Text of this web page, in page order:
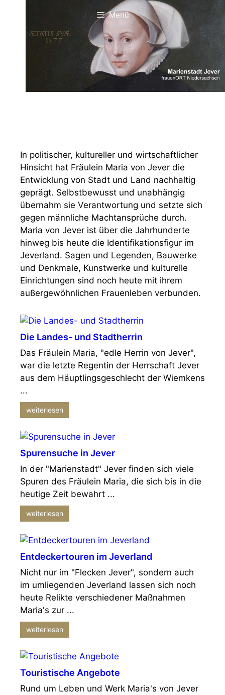
springen
Menü
In politischer, kultureller und wirtschaftlicher
Hinsicht hat Fräulein Maria von Jever die
Entwicklung von Stadt und Land nachhaltig
geprägt. Selbstbewusst und unabhängig
übernahm sie Verantwortung und setzte sich
gegen männliche Machtansprüche durch.
Maria von Jever ist über die Jahrhunderte
hinweg bis heute die Identifikationsfigur im
Jeverland. Sagen und Legenden, Bauwerke
und Denkmale, Kunstwerke und kulturelle
Einrichtungen sind noch heute mit ihrem
außergewöhnlichen Frauenleben verbunden.
Die Landes- und Stadtherrin
Das Fräulein Maria, "edle Herrin von Jever",
war die letzte Regentin der Herrschaft Jever
aus dem Häuptlingsgeschlecht der Wiemkens
...
weiterlesen
Spurensuche in Jever
In der "Marienstadt" Jever finden sich viele
Spuren des Fräulein Maria, die sich bis in die
heutige Zeit bewahrt ...
weiterlesen
Entdeckertouren im Jeverland
Nicht nur im "Flecken Jever", sondern auch
im umliegenden Jeverland lassen sich noch
heute Relikte verschiedener Maßnahmen
Maria's zur ...
weiterlesen
Touristische Angebote
Rund um Leben und Werk Maria's von Jever